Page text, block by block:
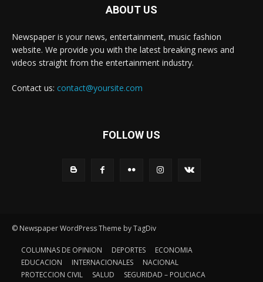
ABOUT US
Newspaper is your news, entertainment, music fashion
website. We provide you with the latest breaking news and
videos straight from the entertainment industry.
Contact us: contact@yoursite.com
FOLLOW US
© Newspaper WordPress Theme by TagDiv
COLUMNAS DE OPINION DEPORTES
ECONOMIA
EDUCACION
INTERNACIONALES
NACIONAL
PROTECCION CIVIL
SALUD SEGURIDAD – POLICIACA